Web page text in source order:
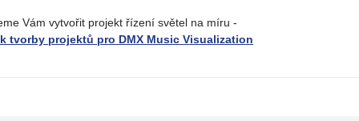
Vám vytvořit projekt řízení světel na míru -
tvorby projektů pro DMX Music Visualization